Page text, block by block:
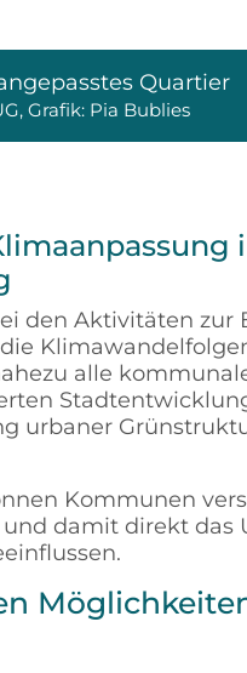
Quartier
Grafik: Pia Bublies
den Aktivitäten zur
alle
urbaner
Kommunen
damit direkt das